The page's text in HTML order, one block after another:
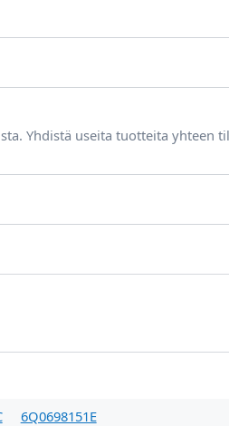
Yhdistä useita tuotteita yhteen
6Q0698151E